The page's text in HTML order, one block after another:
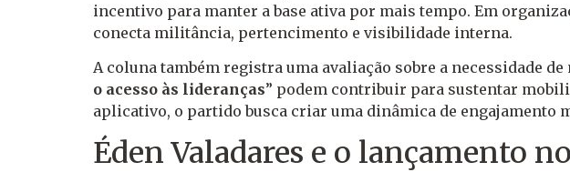
incentivo para manter a base ativa por mais tempo. Em
conecta militância, pertencimento e visibilidade interna.
A coluna também registra uma avaliação sobre a necessidade
o acesso às lideranças” podem contribuir para sustentar
aplicativo, o partido busca criar uma dinâmica de engajamento
Éden Valadares e o lançamento